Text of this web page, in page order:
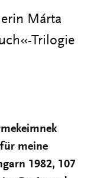
Márta
Trilogie
meine
1982, 107